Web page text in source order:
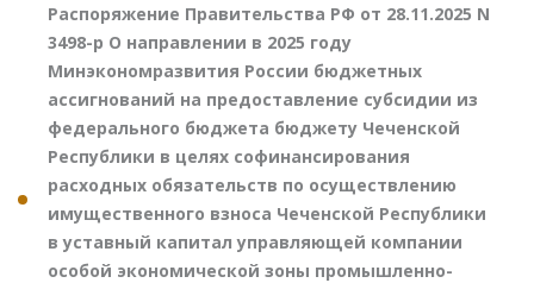
Распоряжение Правительства РФ от 28.11.2025 N
3498-р О направлении в 2025 году
Минэкономразвития России бюджетных
ассигнований на предоставление субсидии из
федерального бюджета бюджету Чеченской
Республики в целях софинансирования
расходных обязательств по осуществлению
имущественного взноса Чеченской Республики
в уставный капитал управляющей компании
особой экономической зоны промышленно-